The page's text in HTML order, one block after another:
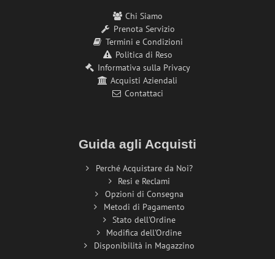
Chi Siamo
Prenota Servizio
Termini e Condizioni
Politica di Reso
Informativa sulla Privacy
Acquisti Aziendali
Contattaci
Guida agli Acquisti
Perché Acquistare da Noi?
Resi e Reclami
Opzioni di Consegna
Metodi di Pagamento
Stato dell'Ordine
Modifica dell'Ordine
Disponibilità in Magazzino